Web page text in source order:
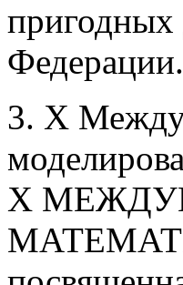
пригодных
Федерации.
3. Х
X